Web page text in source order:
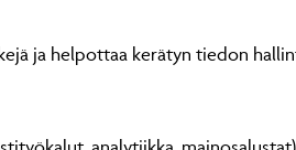
ja helpottaa kerätyn tiedon